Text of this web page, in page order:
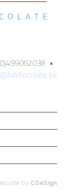
•
by CDeSign